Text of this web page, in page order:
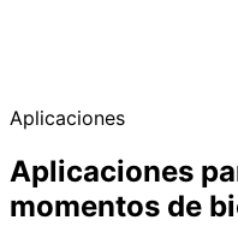
Aplicaciones
Aplicaciones
momentos de